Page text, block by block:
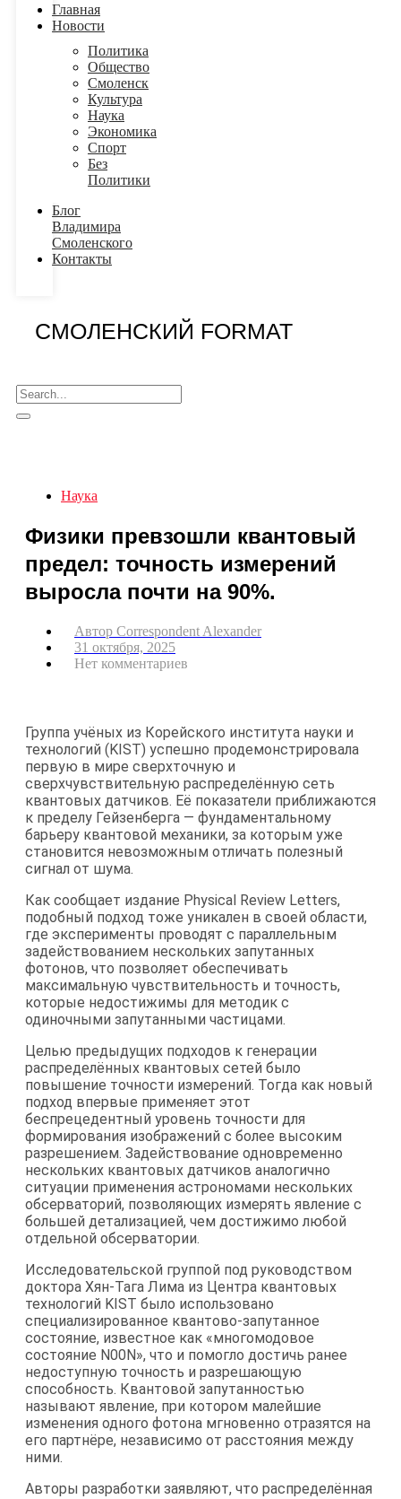
Главная
Новости
Политика
Общество
Смоленск
Культура
Наука
Экономика
Спорт
Без
Политики
Блог
Владимира
Смоленского
Контакты
СМОЛЕНСКИЙ FORMAT
Наука
Физики превзошли квантовый
предел: точность измерений
выросла почти на 90%.
Автор Correspondent Alexander
31 октября, 2025
Нет комментариев
Группа учёных из Корейского института науки и
технологий (KIST) успешно продемонстрировала
первую в мире сверхточную и
сверхчувствительную распределённую сеть
квантовых датчиков. Её показатели приближаются
к пределу Гейзенберга — фундаментальному
барьеру квантовой механики, за которым уже
становится невозможным отличать полезный
сигнал от шума.
Как сообщает издание Physical Review Letters,
подобный подход тоже уникален в своей области,
где эксперименты проводят с параллельным
задействованием нескольких запутанных
фотонов, что позволяет обеспечивать
максимальную чувствительность и точность,
которые недостижимы для методик с
одиночными запутанными частицами.
Целью предыдущих подходов к генерации
распределённых квантовых сетей было
повышение точности измерений. Тогда как новый
подход впервые применяет этот
беспрецедентный уровень точности для
формирования изображений с более высоким
разрешением. Задействование одновременно
нескольких квантовых датчиков аналогично
ситуации применения астрономами нескольких
обсерваторий, позволяющих измерять явление с
большей детализацией, чем достижимо любой
отдельной обсерватории.
Исследовательской группой под руководством
доктора Хян-Тага Лима из Центра квантовых
технологий KIST было использовано
специализированное квантово-запутанное
состояние, известное как «многомодовое
состояние N00N», что и помогло достичь ранее
недоступную точность и разрешающую
способность. Квантовой запутанностью
называют явление, при котором малейшие
изменения одного фотона мгновенно отразятся на
его партнёре, независимо от расстояния между
ними.
Авторы разработки заявляют, что распределённая